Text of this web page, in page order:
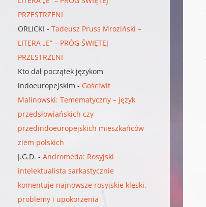
PRZESTRZENI
ORLICKI -Tadeusz Pruss Mroziński –
LITERA „E” – PRÓG ŚWIĘTEJ
PRZESTRZENI
Kto dał początek językom
indoeuropejskim - Gościwit
Malinowski: Temematyczny – język
przedsłowiańskich czy
przedindoeuropejskich mieszkańców
ziem polskich
J.G.D. -Andromeda: Rosyjski
intelektualista sarkastycznie
komentuje najnowsze rosyjskie klęski,
problemy i upokorzenia